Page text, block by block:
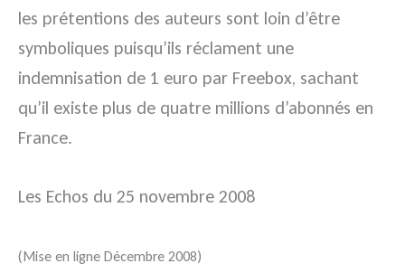
les prétentions des auteurs sont loin d’être
symboliques puisqu’ils réclament une
indemnisation de 1 euro par Freebox, sachant
qu’il existe plus de quatre millions d’abonnés en
France.
Les Echos du 25 novembre 2008
(Mise en ligne Décembre 2008)